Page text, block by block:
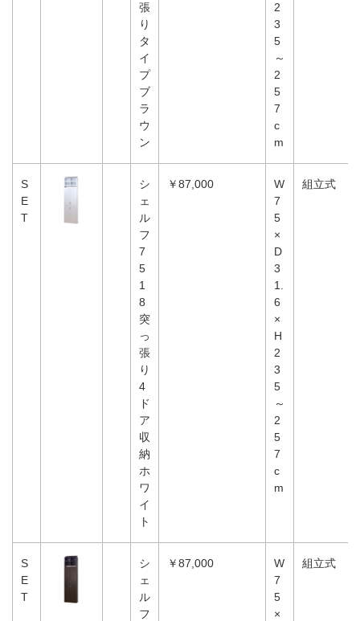
張
り
タ
イ
プ
ブ
ラ
ウ
ン
2
3
5
～
2
5
7
c
m
S
E
T
シ
ェ
ル
フ
7
5
1
8
突
っ
張
り
4
ド
ア
収
納
ホ
ワ
イ
ト
￥87,000
W
7
5
×
D
3
1.
6
×
H
2
3
5
～
2
5
7
c
m
組立式
S
E
T
シ
ェ
ル
フ
￥87,000
W
7
5
×
組立式